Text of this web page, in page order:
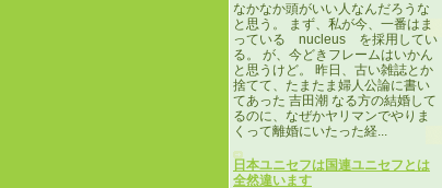
なかなか頭がいい人なんだろうな
と思う。 まず、私が今、一番はま
っている nucleus を採用してい
る。 が、今どきフレームはいかん
と思うけど。 昨日、古い雑誌とか
捨てて、たまたま婦人公論に書い
てあった 吉田潮 なる方の結婚して
るのに、なぜかヤリマンでやりま
くって離婚にいたった経...
日本ユニセフは国連ユニセフとは
全然違います